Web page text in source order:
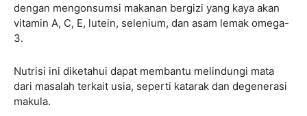
dengan mengonsumsi makanan bergizi yang kaya akan
vitamin A, C, E, lutein, selenium, dan asam lemak omega-
3.
Nutrisi ini diketahui dapat membantu melindungi mata
dari masalah terkait usia, seperti katarak dan degenerasi
makula.